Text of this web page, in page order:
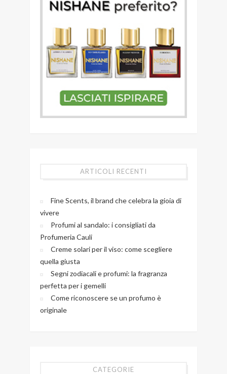
ARTICOLI RECENTI
Fine Scents, il brand che celebra la gioia di
vivere
Profumi al sandalo: i consigliati da
Profumeria Cauli
Creme solari per il viso: come scegliere
quella giusta
Segni zodiacali e profumi: la fragranza
perfetta per i gemelli
Come riconoscere se un profumo è
originale
CATEGORIE